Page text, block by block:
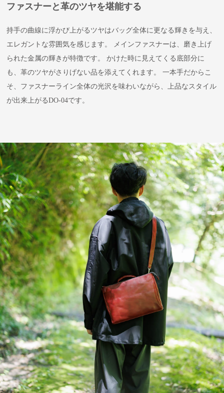
ファスナーと革のツヤを堪能する
持手の曲線に浮かび上がるツヤはバッグ全体に更なる輝きを与え、
エレガントな雰囲気を感じます。 メインファスナーは、磨き上げ
られた金属の輝きが特徴です。 かけた時に見えてくる底部分に
も、革のツヤがさりげない品を添えてくれます。 一本手だからこ
そ、ファスナーライン全体の光沢を味わいながら、上品なスタイル
が出来上がるDO-04です。